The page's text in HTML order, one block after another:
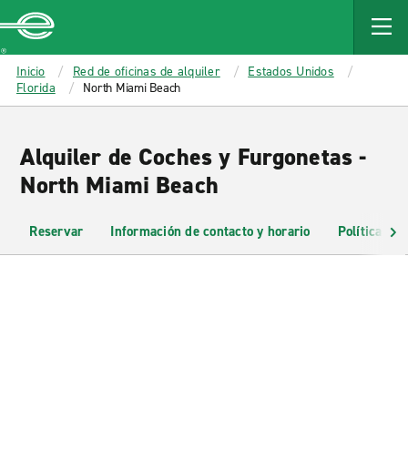
MAIN
CONTENT
Enterprise
Inicio Red de oficinas de alquiler
Estados Unidos
Florida
North Miami Beach
Alquiler de Coches y Furgonetas -
North Miami Beach
Reservar Información de contacto y horario Políticas